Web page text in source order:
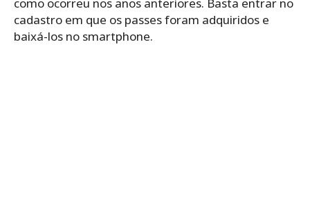
cadastro em que os passes foram adquiridos e
baixá-los no smartphone.